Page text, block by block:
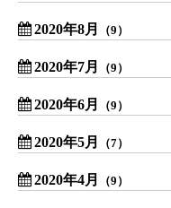
2020年8月 （9）
2020年7月 （9）
2020年6月 （9）
2020年5月 （7）
2020年4月 （9）